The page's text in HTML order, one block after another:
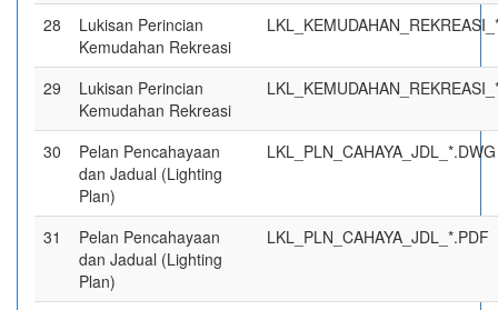
28
Lukisan Perincian
Kemudahan Rekreasi
29
Lukisan Perincian
Kemudahan Rekreasi
30
Pelan Pencahayaan
dan Jadual (Lighting
Plan)
LKL_PLN_CAHAYA_JDL_*.DWG
31
Pelan Pencahayaan
dan Jadual (Lighting
Plan)
LKL_PLN_CAHAYA_JDL_*.PDF